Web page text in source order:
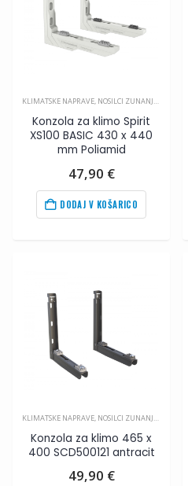
KLIMATSKE NAPRAVE, NOSILCI ZUNANJIH ENOT
Konzola za klimo Spirit
XS100 BASIC 430 x 440
mm Poliamid
47,90 €
DODAJ V KOŠARICO
KLIMATSKE NAPRAVE, NOSILCI ZUNANJIH ENOT
Konzola za klimo 465 x
400 SCD500121 antracit
49,90 €